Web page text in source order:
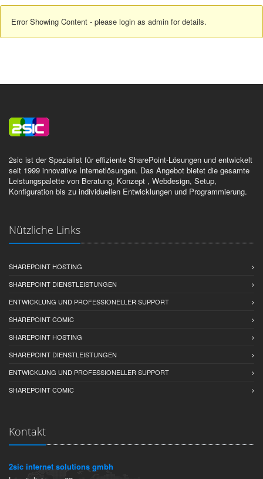
Error Showing Content - please login as admin for details.
2sic ist der Spezialist für effiziente SharePoint-Lösungen und entwickelt
seit 1999 innovative Internetlösungen. Das Angebot bietet die gesamte
Leistungspalette von Beratung, Konzept , Webdesign, Setup,
Konfiguration bis zu individuellen Entwicklungen und Programmierung.
Nützliche Links
SHAREPOINT HOSTING
SHAREPOINT DIENSTLEISTUNGEN
ENTWICKLUNG UND PROFESSIONELLER SUPPORT
SHAREPOINT COMIC
SHAREPOINT HOSTING
SHAREPOINT DIENSTLEISTUNGEN
ENTWICKLUNG UND PROFESSIONELLER SUPPORT
SHAREPOINT COMIC
Kontakt
2sic internet solutions gmbh